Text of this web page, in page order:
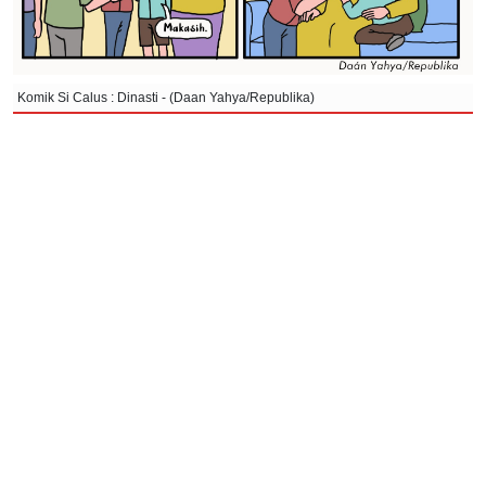
Komik Si Calus : Dinasti - (Daan Yahya/Republika)